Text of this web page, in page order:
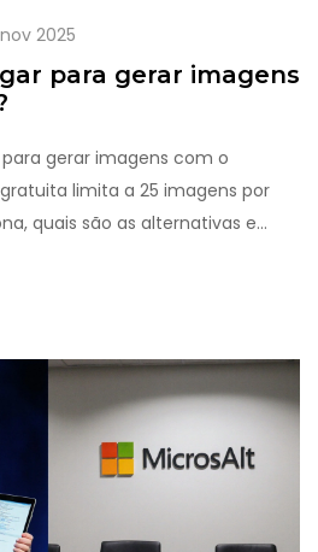
nov 2025
para gerar imagens
gerar imagens com o
limita a 25 imagens por
quais são as alternativas e